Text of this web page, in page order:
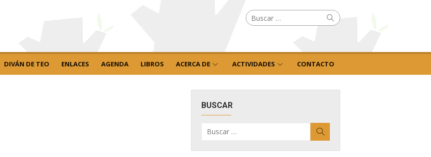
Buscar
por: Buscar
DIVÁN DE TEO ENLACES AGENDA LIBROS ACERCA DE ACTIVIDADES CONTACTO
BUSCAR
por: